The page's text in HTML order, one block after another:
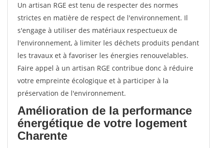
Un artisan RGE est tenu de respecter des normes
strictes en matière de respect de l'environnement. Il
s'engage à utiliser des matériaux respectueux de
l'environnement, à limiter les déchets produits pendant
les travaux et à favoriser les énergies renouvelables.
Faire appel à un artisan RGE contribue donc à réduire
votre empreinte écologique et à participer à la
préservation de l'environnement.
Amélioration de la performance
énergétique de votre logement
Charente